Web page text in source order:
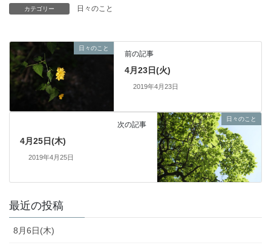
カテゴリー 日々のこと
日々のこと
前の記事
4月23日(火)
2019年4月23日
日々のこと
次の記事
4月25日(木)
2019年4月25日
最近の投稿
8月6日(木)